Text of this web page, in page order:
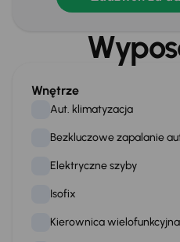
Wnętrze
Aut. klimatyzacja
Bezkluczowe zapalanie
Elektryczne szyby
Isofix
Kierownica wielofunkcyjna